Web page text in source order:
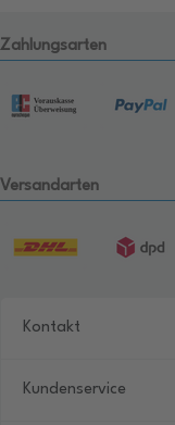
Zahlungsarten
Versandarten
Kontakt
Kundenservice